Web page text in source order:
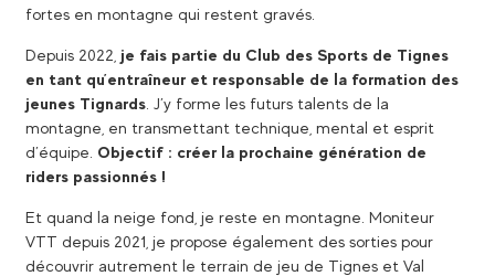
fortes en montagne qui restent gravés.
Depuis 2022, je fais partie du Club des Sports de Tignes
en tant qu’entraîneur et responsable de la formation des
jeunes Tignards . J’y forme les futurs talents de la
montagne, en transmettant technique, mental et esprit
d’équipe. Objectif : créer la prochaine génération de
riders passionnés !
Et quand la neige fond, je reste en montagne. Moniteur
VTT depuis 2021, je propose également des sorties pour
découvrir autrement le terrain de jeu de Tignes et Val